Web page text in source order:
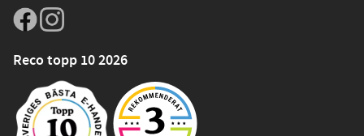
Reco topp 10 2026